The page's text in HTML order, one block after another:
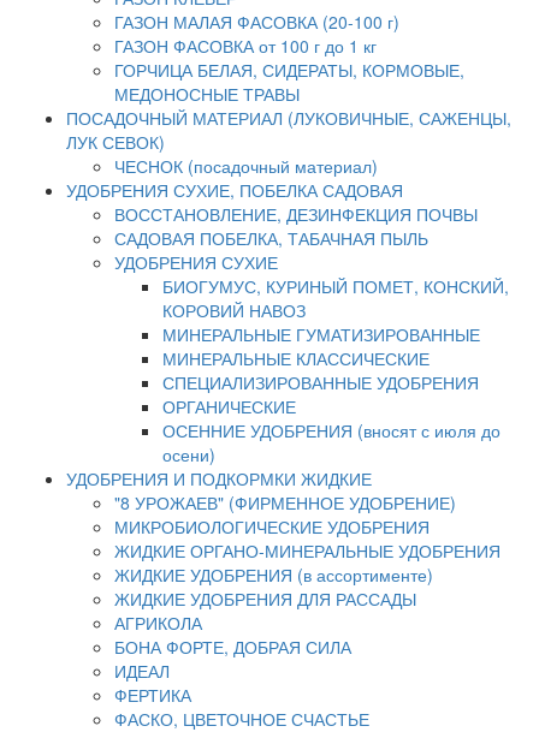
ГАЗОН МАЛАЯ ФАСОВКА (20-100 г)
ГАЗОН ФАСОВКА от 100 г до 1 кг
ГОРЧИЦА БЕЛАЯ, СИДЕРАТЫ, КОРМОВЫЕ,
МЕДОНОСНЫЕ ТРАВЫ
ПОСАДОЧНЫЙ МАТЕРИАЛ (ЛУКОВИЧНЫЕ, САЖЕНЦЫ,
ЛУК СЕВОК)
ЧЕСНОК (посадочный материал)
УДОБРЕНИЯ СУХИЕ, ПОБЕЛКА САДОВАЯ
ВОССТАНОВЛЕНИЕ, ДЕЗИНФЕКЦИЯ ПОЧВЫ
САДОВАЯ ПОБЕЛКА, ТАБАЧНАЯ ПЫЛЬ
УДОБРЕНИЯ СУХИЕ
БИОГУМУС, КУРИНЫЙ ПОМЕТ, КОНСКИЙ,
КОРОВИЙ НАВОЗ
МИНЕРАЛЬНЫЕ ГУМАТИЗИРОВАННЫЕ
МИНЕРАЛЬНЫЕ КЛАССИЧЕСКИЕ
СПЕЦИАЛИЗИРОВАННЫЕ УДОБРЕНИЯ
ОРГАНИЧЕСКИЕ
ОСЕННИЕ УДОБРЕНИЯ (вносят с июля до
осени)
УДОБРЕНИЯ И ПОДКОРМКИ ЖИДКИЕ
"8 УРОЖАЕВ" (ФИРМЕННОЕ УДОБРЕНИЕ)
МИКРОБИОЛОГИЧЕСКИЕ УДОБРЕНИЯ
ЖИДКИЕ ОРГАНО-МИНЕРАЛЬНЫЕ УДОБРЕНИЯ
ЖИДКИЕ УДОБРЕНИЯ (в ассортименте)
ЖИДКИЕ УДОБРЕНИЯ ДЛЯ РАССАДЫ
АГРИКОЛА
БОНА ФОРТЕ, ДОБРАЯ СИЛА
ИДЕАЛ
ФЕРТИКА
ФАСКО, ЦВЕТОЧНОЕ СЧАСТЬЕ